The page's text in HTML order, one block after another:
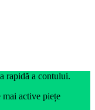
rapidă a contului.
mai active piețe